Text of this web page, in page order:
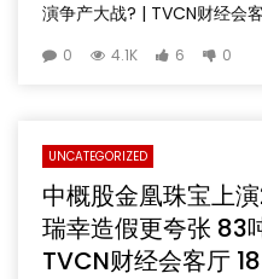
演争产大战? | TVCN财经会
0 4.1K 6 0
UNCATEGORIZED
中概股金凰珠宝上
瑞幸造假更夸张 83
TVCN财经会客厅 18